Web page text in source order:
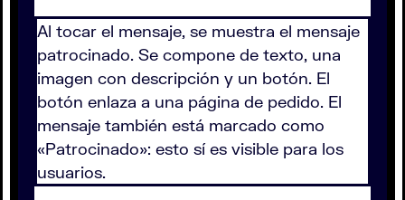
Al tocar el mensaje, se muestra el mensaje
patrocinado. Se compone de texto, una
imagen con descripción y un botón. El
botón enlaza a una página de pedido. El
mensaje también está marcado como
«Patrocinado»: esto sí es visible para los
usuarios.